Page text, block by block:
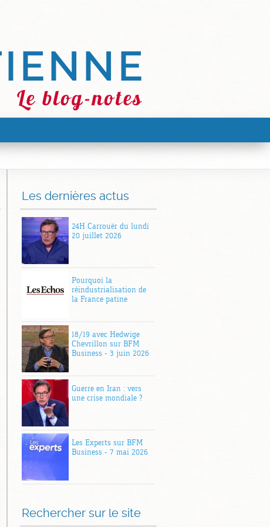
Les dernières actus
24H Carrouër du lundi
20 juillet 2026
Pourquoi la
réindustrialisation de
la France patine
18/19 avec Hedwige
Chevrillon sur BFM
Business – 3 juin 2026
Guerre en Iran : vers
une crise mondiale ?
Les Experts sur BFM
Business – 7 mai 2026
Rechercher sur le site